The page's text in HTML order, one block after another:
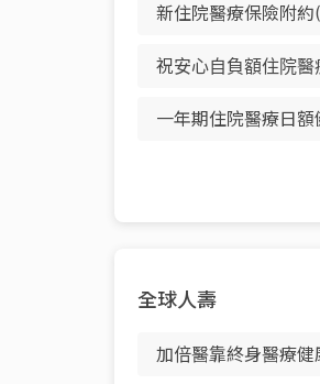
新住院醫療保險附
祝安心自負額住院
一年期住院醫療日
全球人壽
加倍醫靠終身醫療